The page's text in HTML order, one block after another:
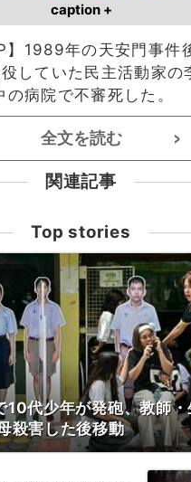
caption +
】1989年の天安門事件
していた民主活動家の
病院で不審死した。
全文を読む >
関連記事
Top stories
10代少年が発砲、教師
殺害した後移動